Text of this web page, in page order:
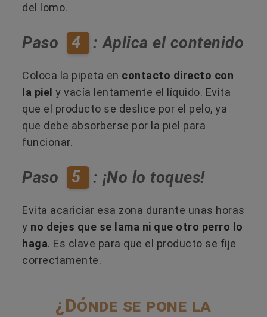
del lomo.
Paso 4 : Aplica el contenido
Coloca la pipeta en contacto directo con
la piel y vacía lentamente el líquido. Evita
que el producto se deslice por el pelo, ya
que debe absorberse por la piel para
funcionar.
Paso 5 : ¡No lo toques!
Evita acariciar esa zona durante unas horas
y no dejes que se lama ni que otro perro lo
haga. Es clave para que el producto se fije
correctamente.
¿Dónde se pone la